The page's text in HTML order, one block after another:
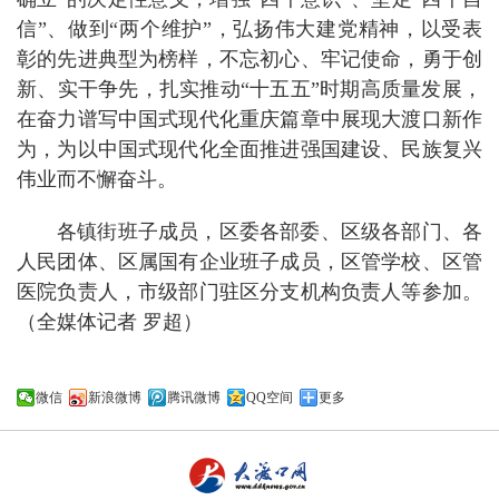
信”、做到“两个维护”，弘扬伟大建党精神，以受表
彰的先进典型为榜样，不忘初心、牢记使命，勇于创
新、实干争先，扎实推动“十五五”时期高质量发展，
在奋力谱写中国式现代化重庆篇章中展现大渡口新作
为，为以中国式现代化全面推进强国建设、民族复兴
伟业而不懈奋斗。
各镇街班子成员，区委各部委、区级各部门、各
人民团体、区属国有企业班子成员，区管学校、区管
医院负责人，市级部门驻区分支机构负责人等参加。
（全媒体记者 罗超）
微信 新浪微博 腾讯微博 QQ空间 更多